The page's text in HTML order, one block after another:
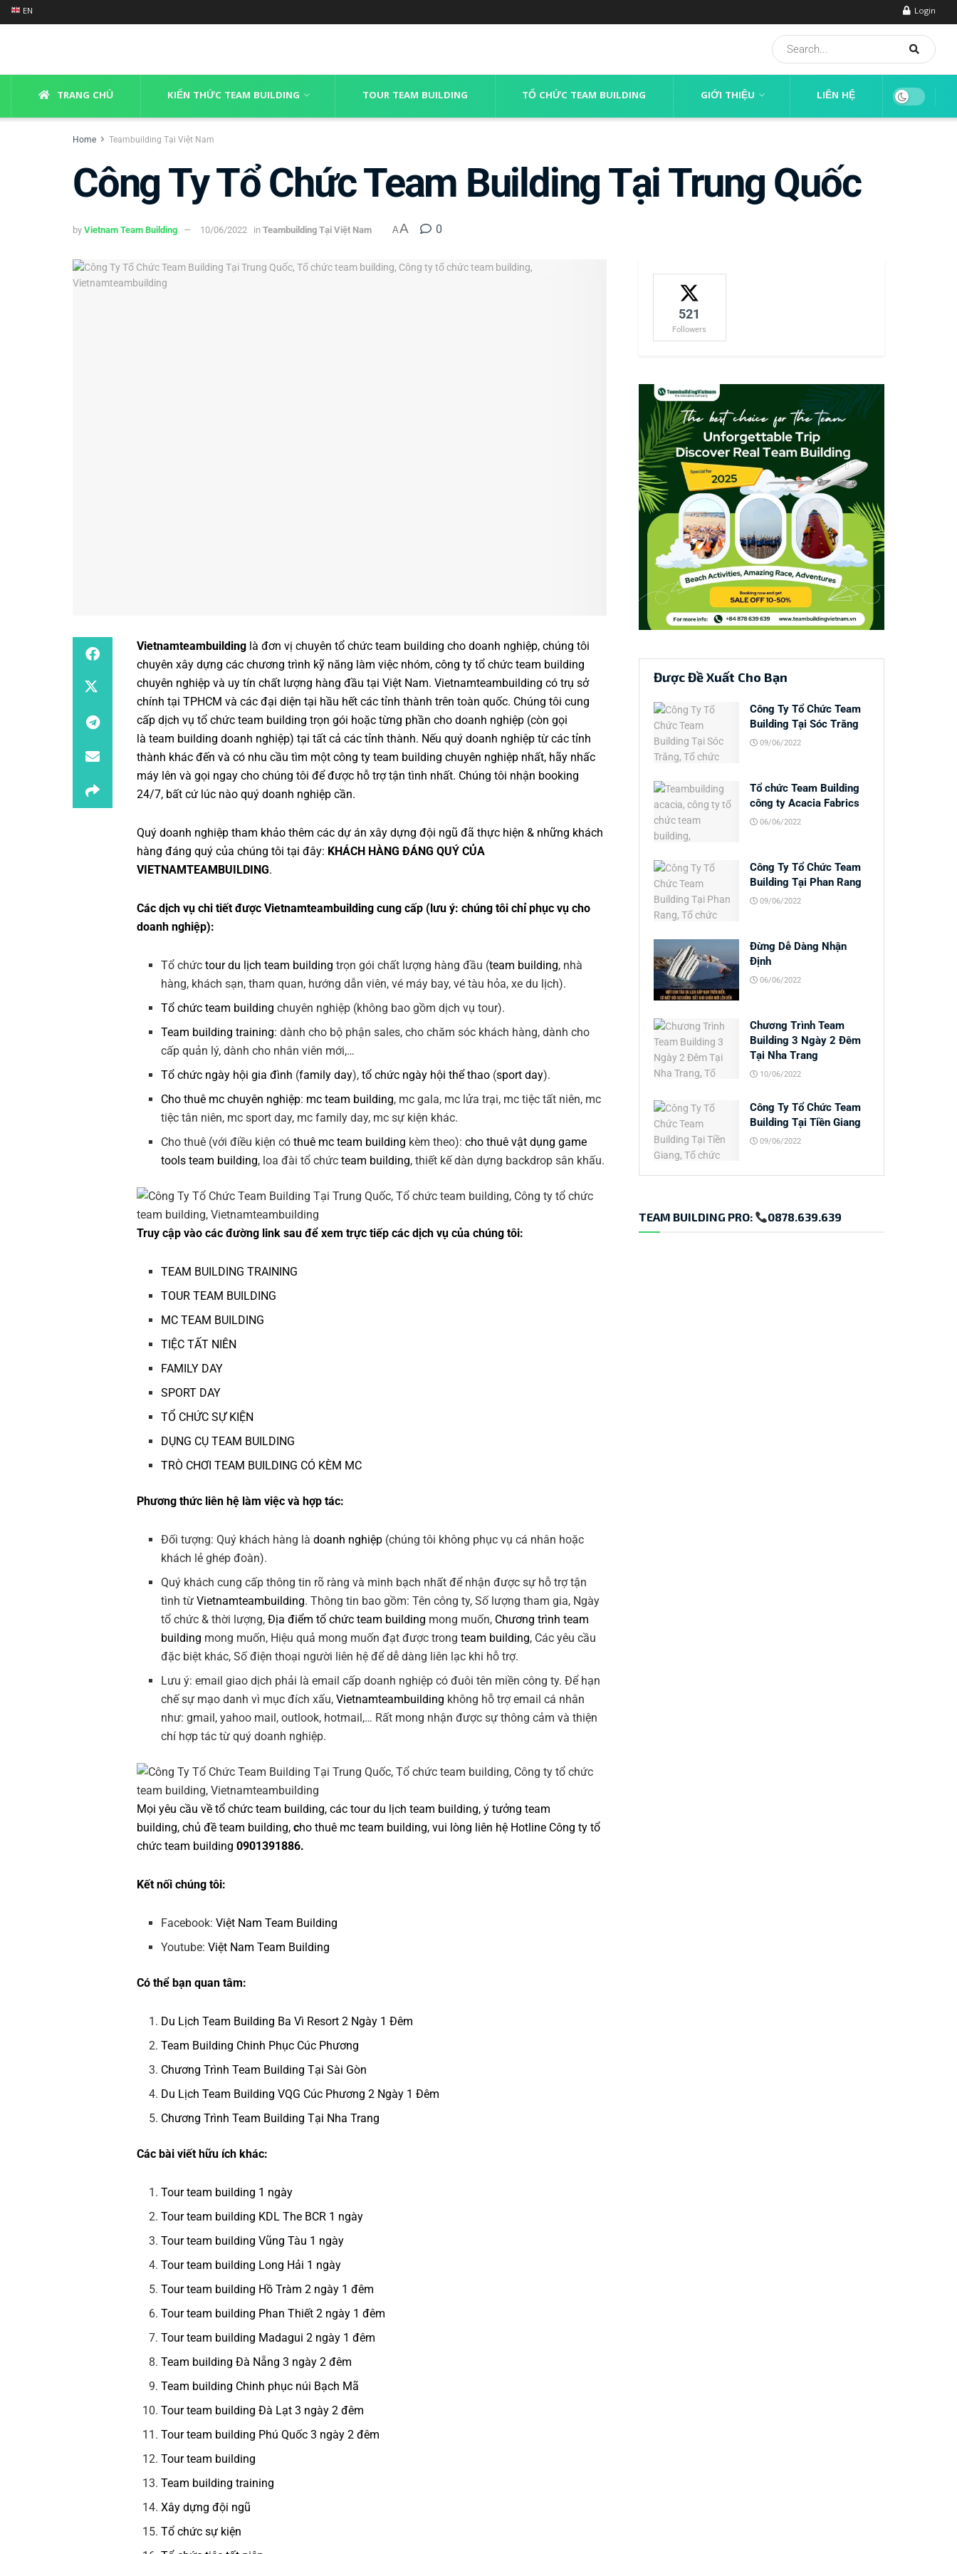
EN Login
TRANG CHỦ KIẾN THỨC TEAM BUILDING TOUR TEAM BUILDING TỔ CHỨC TEAM BUILDING GIỚI THIỆU LIÊN HỆ
Home Teambuilding Tại Việt Nam
Công Ty Tổ Chức Team Building Tại Trung Quốc
by Vietnam Team Building 10/06/2022 in Teambuilding Tại Việt Nam AA 0
Vietnamteambuilding là đơn vị chuyên tổ chức team building cho doanh nghiệp, chúng tôi
chuyên xây dựng các chương trình kỹ năng làm việc nhóm, công ty tổ chức team building
chuyên nghiệp và uy tín chất lượng hàng đầu tại Việt Nam. Vietnamteambuilding có trụ sở
chính tại TPHCM và các đại diện tại hầu hết các tỉnh thành trên toàn quốc. Chúng tôi cung
cấp dịch vụ tổ chức team building trọn gói hoặc từng phần cho doanh nghiệp (còn gọi
là team building doanh nghiệp) tại tất cả các tỉnh thành. Nếu quý doanh nghiệp từ các tỉnh
thành khác đến và có nhu cầu tìm một công ty team building chuyên nghiệp nhất, hãy nhấc
máy lên và gọi ngay cho chúng tôi để được hỗ trợ tận tình nhất. Chúng tôi nhận booking
24/7, bất cứ lúc nào quý doanh nghiệp cần.
Quý doanh nghiệp tham khảo thêm các dự án xây dựng đội ngũ đã thực hiện & những khách
hàng đáng quý của chúng tôi tại đây: KHÁCH HÀNG ĐÁNG QUÝ CỦA
VIETNAMTEAMBUILDING.
Các dịch vụ chi tiết được Vietnamteambuilding cung cấp (lưu ý: chúng tôi chỉ phục vụ cho
doanh nghiệp):
Tổ chứctour du lịch team building trọn gói chất lượng hàng đầu (team building, nhà
hàng, khách sạn, tham quan, hướng dẫn viên, vé máy bay, vé tàu hỏa, xe du lịch).
Tổ chức team building chuyên nghiệp (không bao gồm dịch vụ tour).
Team building training: dành cho bộ phận sales, cho chăm sóc khách hàng, dành cho
cấp quản lý, dành cho nhân viên mới,…
Tổ chức ngày hội gia đình (family day),tổ chức ngày hội thể thao (sport day).
Cho thuê mc chuyên nghiệp: mc team building, mc gala, mc lửa trại, mc tiệc tất niên, mc
tiệc tân niên, mc sport day, mc family day, mc sự kiện khác.
Cho thuê (với điều kiện cóthuê mc team building kèm theo):cho thuê vật dụng game
tools team building, loa đài tổ chứcteam building, thiết kế dàn dựng backdrop sân khấu.
Truy cập vào các đường link sau để xem trực tiếp các dịch vụ của chúng tôi:
TEAM BUILDING TRAINING
TOUR TEAM BUILDING
MC TEAM BUILDING
TIỆC TẤT NIÊN
FAMILY DAY
SPORT DAY
TỔ CHỨC SỰ KIỆN
DỤNG CỤ TEAM BUILDING
TRÒ CHƠI TEAM BUILDING CÓ KÈM MC
Phương thức liên hệ làm việc và hợp tác:
Đối tượng: Quý khách hàng làdoanh nghiệp (chúng tôi không phục vụ cá nhân hoặc
khách lẻ ghép đoàn).
Quý khách cung cấp thông tin rõ ràng và minh bạch nhất để nhận được sự hỗ trợ tận
tình từVietnamteambuilding. Thông tin bao gồm: Tên công ty, Số lượng tham gia, Ngày
tổ chức & thời lượng,Địa điểm tổ chức team building mong muốn, Chương trình team
building mong muốn, Hiệu quả mong muốn đạt được trongteam building, Các yêu cầu
đặc biệt khác, Số điện thoại người liên hệ để dễ dàng liên lạc khi hỗ trợ.
Lưu ý: email giao dịch phải là email cấp doanh nghiệp có đuôi tên miền công ty. Để hạn
chế sự mạo danh vì mục đích xấu,Vietnamteambuilding không hỗ trợ email cá nhân
như: gmail, yahoo mail, outlook, hotmail,… Rất mong nhận được sự thông cảm và thiện
chí hợp tác từ quý doanh nghiệp.
Mọi yêu cầu về tổ chức team building, các tourdu lịch team building, ý tưởng team
building, chủ đề team building, cho thuê mc team building, vui lòng liên hệ Hotline Công ty tổ
chức team building 0901391886.
Kết nối chúng tôi:
Facebook:Việt Nam Team Building
Youtube:Việt Nam Team Building
Có thể bạn quan tâm:
Du Lịch Team Building Ba Vì Resort 2 Ngày 1 Đêm
Team Building Chinh Phục Cúc Phương
Chương Trình Team Building Tại Sài Gòn
Du Lịch Team Building VQG Cúc Phương 2 Ngày 1 Đêm
Chương Trình Team Building Tại Nha Trang
Các bài viết hữu ích khác:
Tour team building 1 ngày
Tour team building KDL The BCR 1 ngày
Tour team building Vũng Tàu 1 ngày
Tour team building Long Hải 1 ngày
Tour team building Hồ Tràm 2 ngày 1 đêm
Tour team building Phan Thiết 2 ngày 1 đêm
Tour team building Madagui 2 ngày 1 đêm
Team building Đà Nẵng 3 ngày 2 đêm
Team building Chinh phục núi Bạch Mã
Tour team building Đà Lạt 3 ngày 2 đêm
Tour team building Phú Quốc 3 ngày 2 đêm
Tour team building
Team building training
Xây dựng đội ngũ
Tổ chức sự kiện
521
Followers
Được Đề Xuất Cho Bạn
Công Ty Tổ Chức Team
Building Tại Sóc Trăng
09/06/2022
Tổ chức Team Building
công ty Acacia Fabrics
06/06/2022
Công Ty Tổ Chức Team
Building Tại Phan Rang
09/06/2022
Đừng Dễ Dàng Nhận
Định
06/06/2022
Chương Trình Team
Building 3 Ngày 2 Đêm
Tại Nha Trang
10/06/2022
Công Ty Tổ Chức Team
Building Tại Tiền Giang
09/06/2022
TEAM BUILDING PRO: 0878.639.639